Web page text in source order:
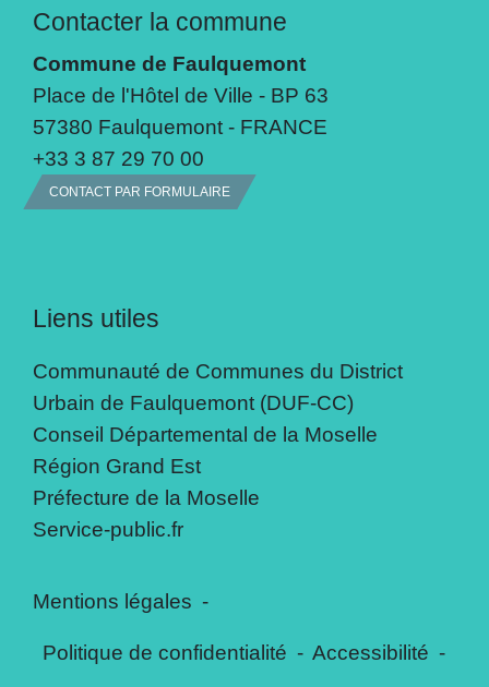
Contacter la commune
Commune de Faulquemont
Place de l'Hôtel de Ville - BP 63
57380 Faulquemont - FRANCE
+33 3 87 29 70 00
CONTACT PAR FORMULAIRE
Liens utiles
Communauté de Communes du District
Urbain de Faulquemont (DUF-CC)
Conseil Départemental de la Moselle
Région Grand Est
Préfecture de la Moselle
Service-public.fr
Mentions légales -
Politique de confidentialité - Accessibilité -